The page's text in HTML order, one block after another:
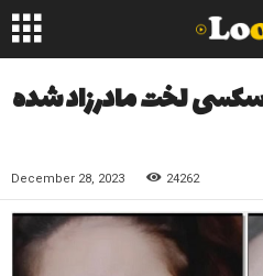
لخت مادرزاد شده
December 28, 2023 24262